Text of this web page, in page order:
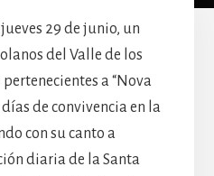
29 de junio, un
del Valle de los
a “Nova
de convivencia en la
con su canto a
diaria de la Santa